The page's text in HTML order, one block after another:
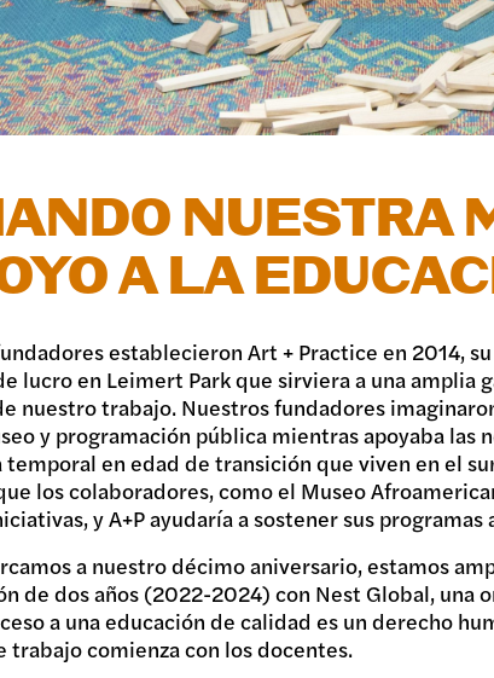
NUESTRA
A LA
establecieron Art + Practice en 2014,
lucro en Leimert Park que sirviera a una amplia
nuestro trabajo. Nuestros fundadores
y programación pública mientras apoyaba las
en edad de transición que viven en el
los colaboradores, como el Museo
y A+P ayudaría a sostener sus
a nuestro décimo aniversario, estamos
de dos años (2022-2024) con Nest Global, una
a una educación de calidad es un derecho
trabajo comienza con los docentes.